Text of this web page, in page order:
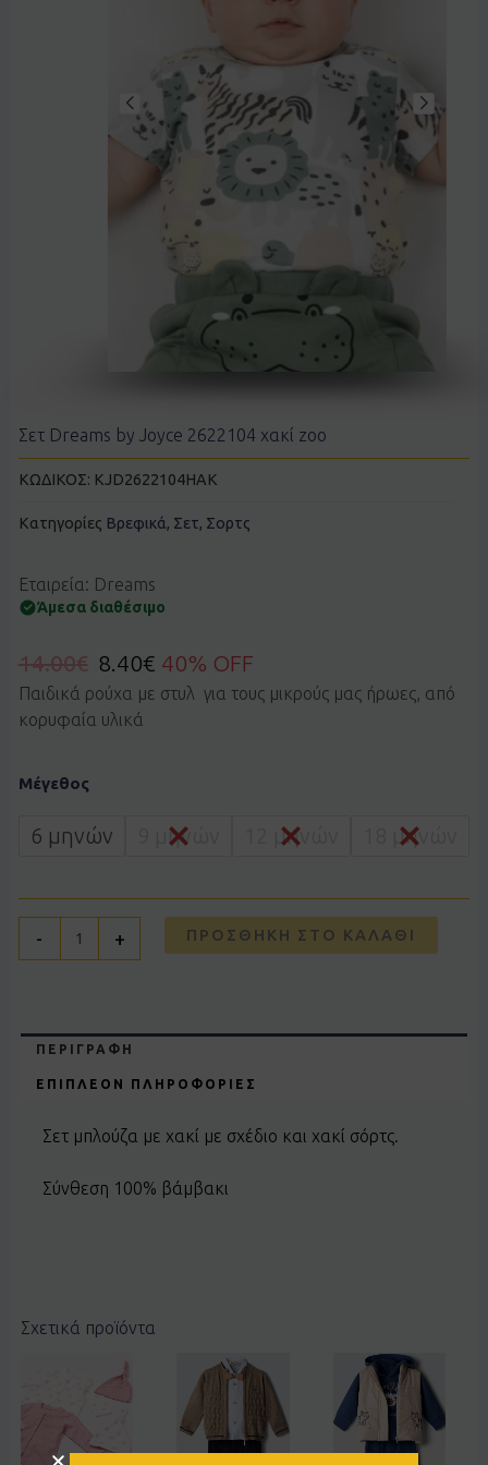
Σετ Dreams by Joyce 2622104 χακί zoo
ΚΩΔΙΚΟΣ: KJD2622104ΗΑΚ
Κατηγορίες Βρεφικά, Σετ, Σορτς
Εταιρεία: Dreams
Άμεσα διαθέσιμο
14.00€ 8.40€ 40% OFF
Παιδικά ρούχα με στυλ για τους μικρούς μας ήρωες, από
κορυφαία υλικά
Μέγεθος
6 μηνών 9 μηνών 12 μηνών 18 μηνών
-
Dreams
Joyce
2622104
ποσότητα
+ ΠΡΟΣΘΉΚΗ ΣΤΟ ΚΑΛΆΘΙ
ΠΕΡΙΓΡΑΦΉ
ΕΠΙΠΛΈΟΝ ΠΛΗΡΟΦΟΡΊΕΣ
Σετ μπλούζα με χακί με σχέδιο και χακί σόρτς.
Σύνθεση 100% βάμβακι
Σχετικά προϊόντα